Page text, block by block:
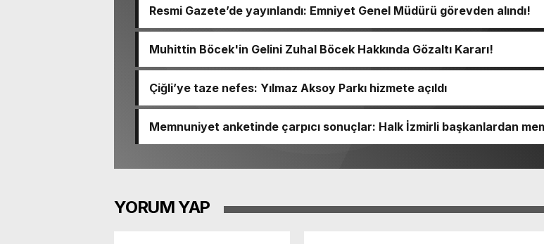
Resmi Gazete’de yayınlandı: Emniyet Genel Müdürü görevden alındı!
Muhittin Böcek'in Gelini Zuhal Böcek Hakkında Gözaltı Kararı!
Çiğli’ye taze nefes: Yılmaz Aksoy Parkı hizmete açıldı
Memnuniyet anketinde çarpıcı sonuçlar: Halk İzmirli başkanlardan
Ömer Eşki ilk sırada
YORUM YAP